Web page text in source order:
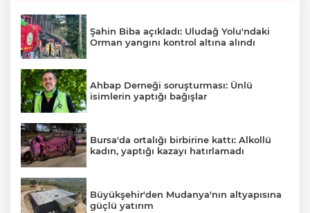
Şahin Biba açıkladı: Uludağ Yolu'ndaki
Orman yangını kontrol altına alındı
Ahbap Derneği soruşturması: Ünlü
isimlerin yaptığı bağışlar
Bursa'da ortalığı birbirine kattı: Alkollü
kadın, yaptığı kazayı hatırlamadı
Büyükşehir'den Mudanya'nın altyapısına
güçlü yatırım